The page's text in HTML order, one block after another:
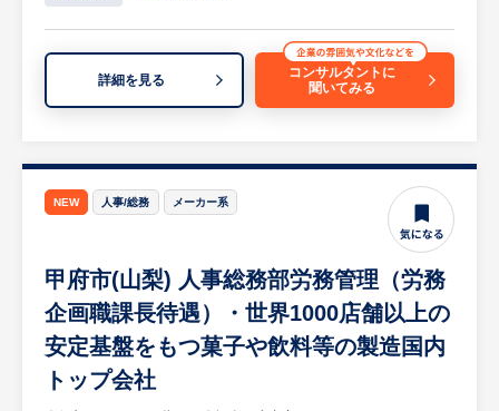
1. 人事制度全体を俯瞰し、再設計できるポジ
の視点で整理・高度化、部分改修ではなく、
制度の考え方・構造から見直せる裁量の大き
2. ガバナンス強化を担う中核人材としての役
割
事業成長フェーズにおける人事ガバナンスの
基盤づくりを担う。経営・人事責任者に近い
立ち位置で、制度企画をリードできる
3. 専任体制立ち上げフェーズへの参画
※詳細は面談時にお伝えします
い成長性
・主要取引先には日本を代表する大手企業を
擁しており、受注が右肩上がりに増加してい
るため、極めて強固で安定した事業基盤があ
ります。
・業績好調に伴い、現在はさらなる増産と供
給体制の強化に向けて新工場の建設・設立を
予定。今後もさらなる事業拡大が見込まれる
成長企業です。
詳細を見る
コンサルタントに
聞いてみる
NEW 人事/総務 メーカー系
甲府市(山梨) 人事総務部労務管理（労務
企画職課長待遇）・世界1000店舗以上の
安定基盤をもつ菓子や飲料等の製造国内
トップ会社